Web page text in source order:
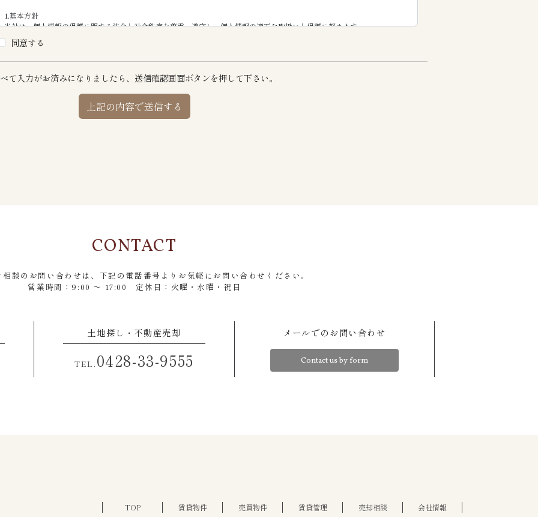
1.基本方針
当社は、個人情報の保護に関する法令と社会秩序を尊重・遵守し、個人情報の適正な取扱いと保護に努めます。
2.個人情報の取得、利用、提供
また、個人情報を第三者への提供・開示等する場合は、法令の定める手続きに則って行います。
（1） 不動産の売買、仲介、賃貸、建築請負契約、管理等の取引に関する契約の履行、情報、サービスの提供。
（5） 国の機関若しくは地方公共団体又はその委任を受けた者が法令の定める事務を遂行することに対して協力する必要があ
（6） 新築請負契約等の場合、お名前、ご住所等の所要項目について、書面、郵便物、電話、インターネット、電子メール等
により、金融機関、司法書士、その他利用目的の達成に必要な範囲で第三者に提供されます。また、利用目的の達成に必要な
に提供されます。なお、ご本人からの申し出がありましたら、提供は停止いたします。
（8） 売買仲介等の場合、不動産情報、お名前、ご住所等の所要項目について、書面、郵便物、電話、インターネット、電子
メール、広告媒体等により、その利用目的の達成に必要な範囲で当社グループ会社他第三者に提供されます。なお、ご本人か
らの申し出がありましたら、提供は停止いたします。
同意する
て入力がお済みになりましたら、 送信確認画面ボタンを押して下さい。
CONTACT
談のお問い合わせは、 下記の電話番号よりお気軽にお問い合わせください。
営業時間：9:00 ～ 17:00 定休日：火曜・水曜・祝日
土地探し・不動産売却
TEL.0428-33-9555
メールでのお問い合わせ
Contact us by form
TOP 賃貸物件 売買物件 賃貸管理 売却相談 会社情報